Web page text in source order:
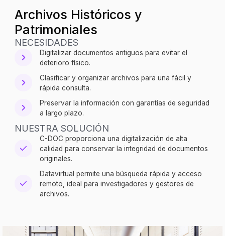
Archivos Históricos y
Patrimoniales
NECESIDADES
Digitalizar documentos antiguos para evitar el
deterioro físico.
Clasificar y organizar archivos para una fácil y
rápida consulta.
Preservar la información con garantías de seguridad
a largo plazo.
NUESTRA SOLUCIÓN
C-DOC proporciona una digitalización de alta
calidad para conservar la integridad de documentos
originales.
Datavirtual permite una búsqueda rápida y acceso
remoto, ideal para investigadores y gestores de
archivos.